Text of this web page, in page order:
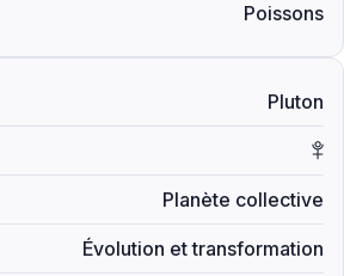
Poissons
Pluton
Z
Planète collective
Évolution et transformation